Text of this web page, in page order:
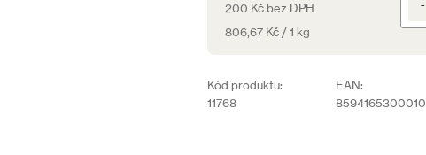
200 Kč bez DPH
Měrná
806,67 Kč / 1 kg
Kód produktu:
11768
EAN:
8594165300010